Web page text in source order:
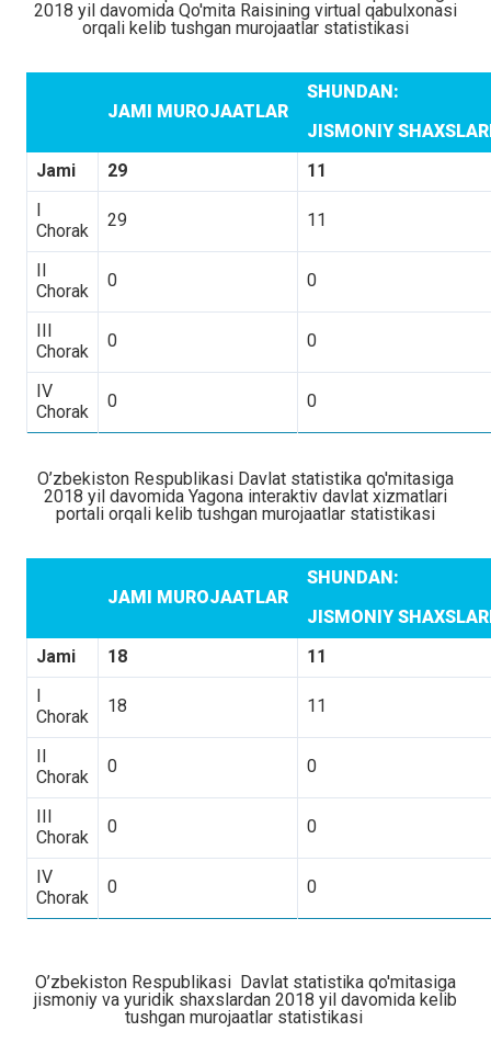
2018 yil davomida Qo'mita Raisining virtual qabulxonasi
orqali kelib tushgan murojaatlar statistikasi
JAMI MUROJAATLAR
SHUNDAN:
JISMONIY
Jami
29
11
I
Chorak
29 11
II
Chorak
0 0
III
Chorak
0 0
IV
Chorak
0 0
O’zbekiston Respublikasi Davlat statistika qo'mitasiga
2018 yil davomida Yagona interaktiv davlat xizmatlari
portali orqali kelib tushgan murojaatlar statistikasi
JAMI MUROJAATLAR
SHUNDAN:
JISMONIY
Jami
18
11
I
Chorak
18 11
II
Chorak
0 0
III
Chorak
0 0
IV
Chorak
0 0
O’zbekiston Respublikasi Davlat statistika qo'mitasiga
jismoniy va yuridik shaxslardan 2018 yil davomida kelib
tushgan murojaatlar statistikasi